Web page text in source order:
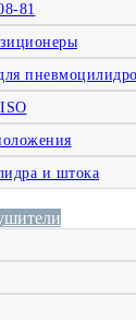
81
и штока